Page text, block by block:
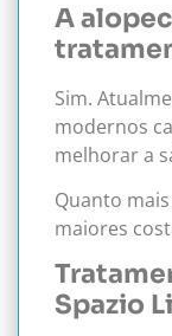
A
Sim.
modernos
melhorar a
Quanto
maiores
Spazio